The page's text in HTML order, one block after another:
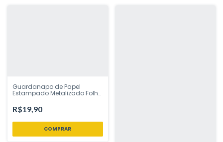
Guardanapo de Papel
Estampado Metalizado Folha
32x32 cm Silver Festas -
Inspire sua Festa
R$19,90